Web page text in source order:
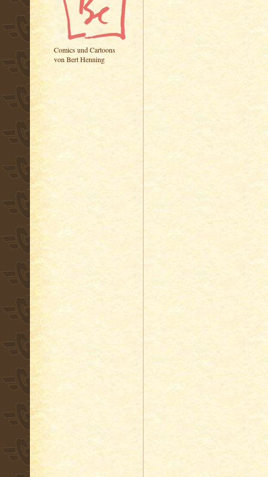
Comics und Cartoons
von Bert Henning